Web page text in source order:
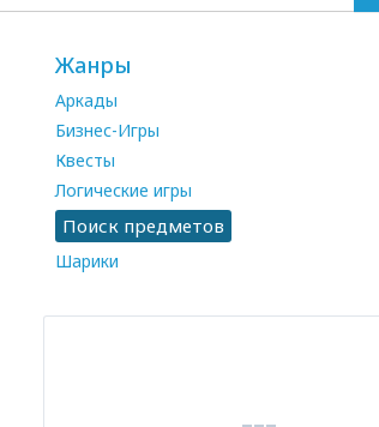
Жанры
Аркады
Бизнес-Игры
Квесты
Логические игры
Поиск предметов
Шарики